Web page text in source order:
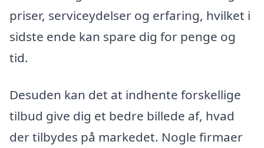
priser, serviceydelser og erfaring, hvilket i
sidste ende kan spare dig for penge og
tid.
Desuden kan det at indhente forskellige
tilbud give dig et bedre billede af, hvad
der tilbydes på markedet. Nogle firmaer